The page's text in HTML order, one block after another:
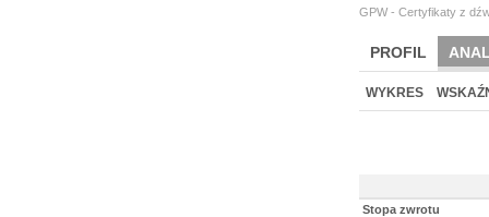
GPW - Certyfikaty z
PROFIL
WYKRES
Stopa zwrotu